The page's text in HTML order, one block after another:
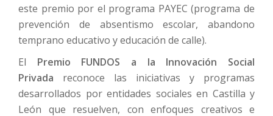
este premio por el programa PAYEC (programa de
prevención de absentismo escolar, abandono
temprano educativo y educación de calle).
El Premio FUNDOS a la Innovación Social
Privada reconoce las iniciativas y programas
desarrollados por entidades sociales en Castilla y
León que resuelven, con enfoques creativos e